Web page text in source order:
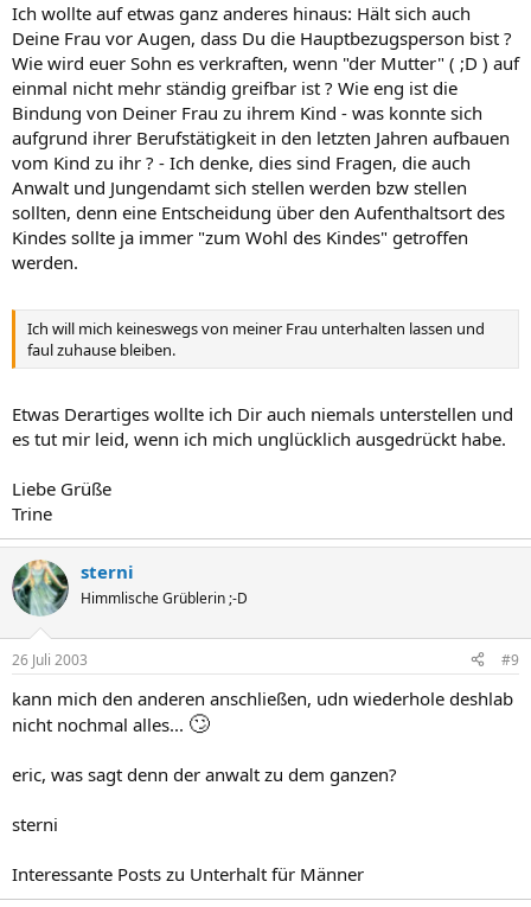
Ich wollte auf etwas ganz anderes hinaus: Hält sich auch
Deine Frau vor Augen, dass Du die Hauptbezugsperson bist ?
Wie wird euer Sohn es verkraften, wenn "der Mutter" ( ;D ) auf
einmal nicht mehr ständig greifbar ist ? Wie eng ist die
Bindung von Deiner Frau zu ihrem Kind - was konnte sich
aufgrund ihrer Berufstätigkeit in den letzten Jahren aufbauen
vom Kind zu ihr ? - Ich denke, dies sind Fragen, die auch
Anwalt und Jungendamt sich stellen werden bzw stellen
sollten, denn eine Entscheidung über den Aufenthaltsort des
Kindes sollte ja immer "zum Wohl des Kindes" getroffen
werden.
Ich will mich keineswegs von meiner Frau unterhalten lassen und
faul zuhause bleiben.
Etwas Derartiges wollte ich Dir auch niemals unterstellen und
es tut mir leid, wenn ich mich unglücklich ausgedrückt habe.
Liebe Grüße
Trine
sterni
Himmlische Grüblerin ;-D
26 Juli 2003 #9
kann mich den anderen anschließen, udn wiederhole deshlab
nicht nochmal alles... 🙄
eric, was sagt denn der anwalt zu dem ganzen?
sterni
Interessante Posts zu Unterhalt für Männer